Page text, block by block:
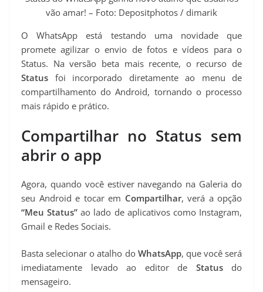
t
vão amar! – Foto: Depositphotos / dimarik
O WhatsApp está testando uma novidade que
promete agilizar o envio de fotos e vídeos para o
Status. Na versão beta mais recente, o recurso de
Status foi incorporado diretamente ao menu de
compartilhamento do Android, tornando o processo
mais rápido e prático.
Compartilhar no Status sem
abrir o app
Agora, quando você estiver navegando na Galeria do
seu Android e tocar em Compartilhar, verá a opção
“Meu Status” ao lado de aplicativos como Instagram,
Gmail e Redes Sociais.
Basta selecionar o atalho do WhatsApp, que você será
imediatamente levado ao editor de Statusdo
mensageiro.